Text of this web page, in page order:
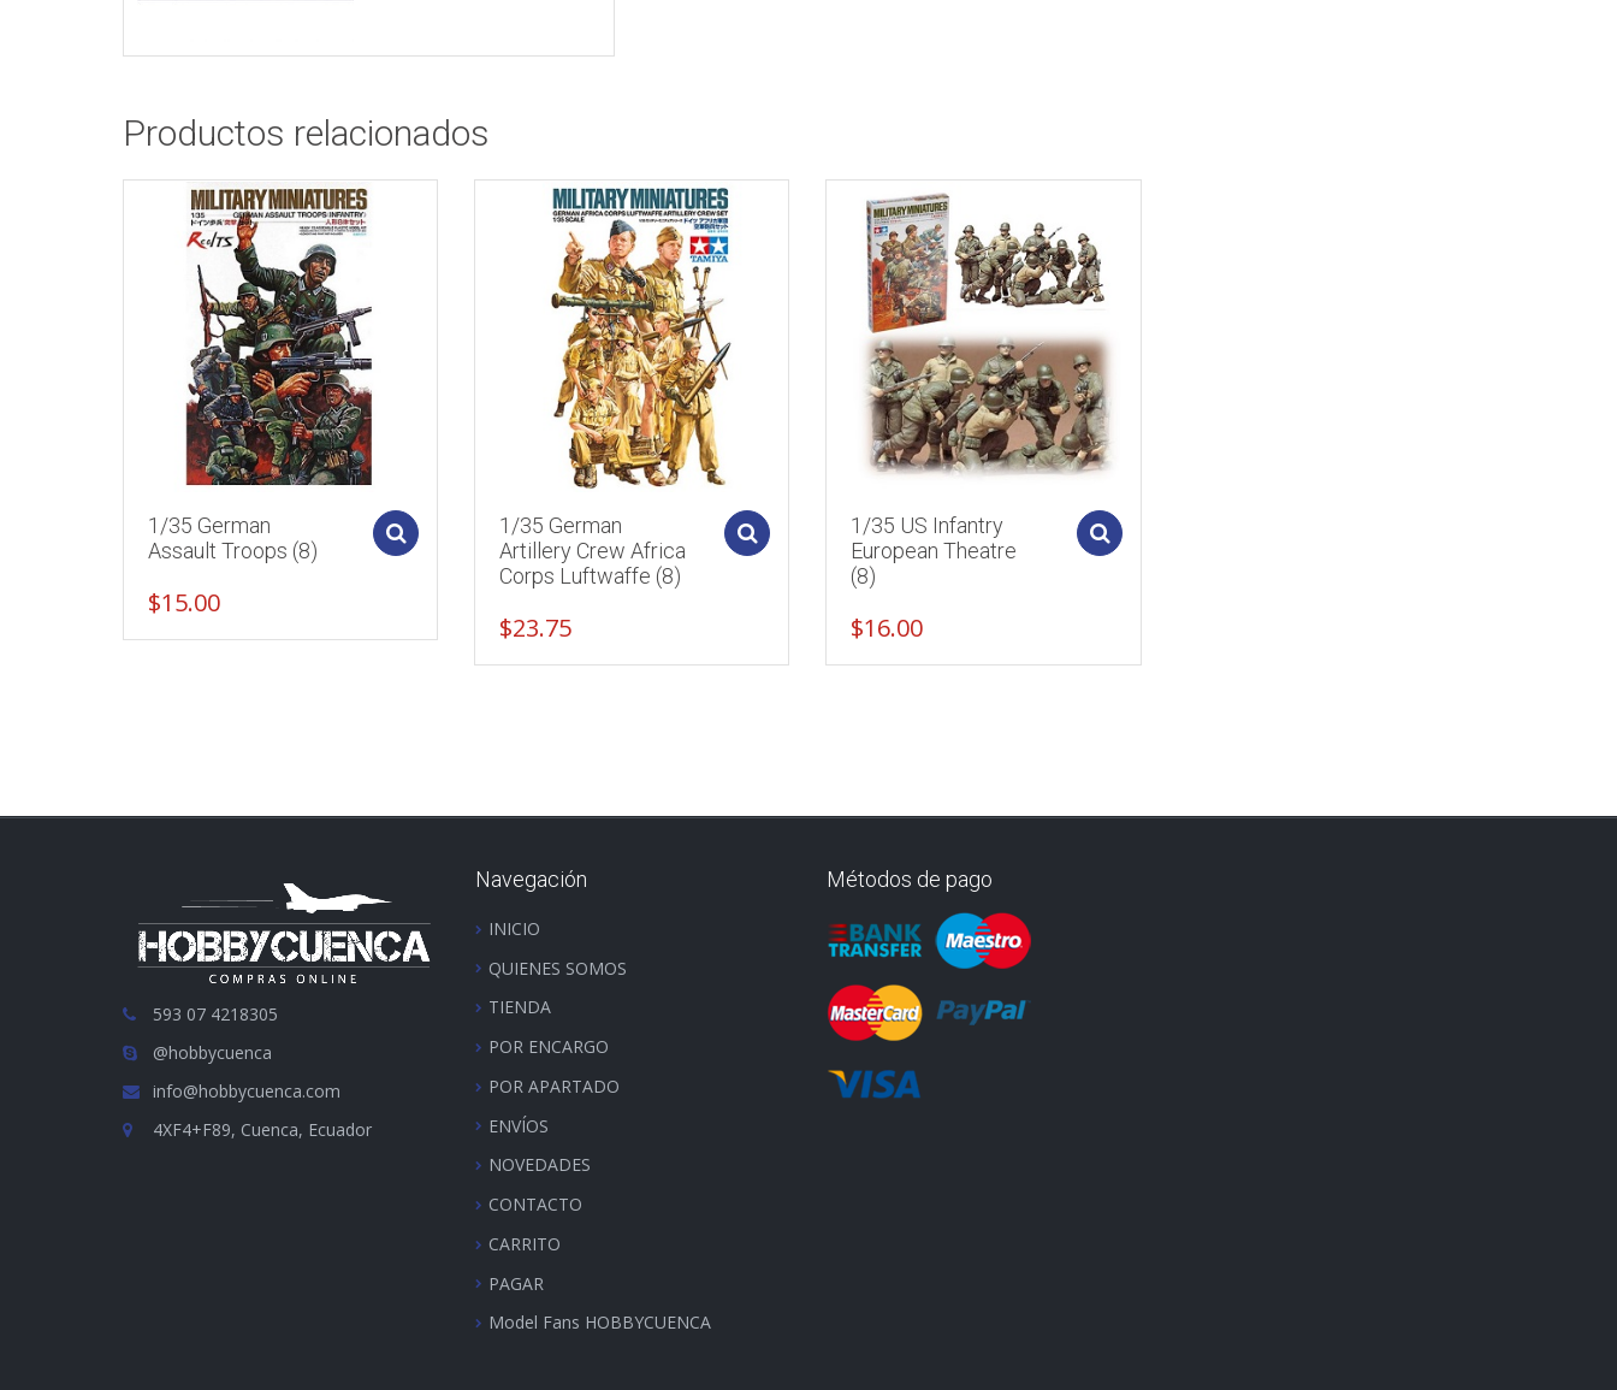
Productos relacionados
1/35 German
Assault Troops (8)
$15.00
Add to cart1/35 German
Artillery Crew Africa
Corps Luftwaffe (8)
$23.75
Add to cart1/35 US Infantry
European Theatre
(8)
$16.00
593 07 4218305
@hobbycuenca
info@hobbycuenca.com
4XF4+F89, Cuenca, Ecuador
Navegación
INICIO
QUIENES SOMOS
TIENDA
POR ENCARGO
POR APARTADO
ENVÍOS
NOVEDADES
CONTACTO
CARRITO
PAGAR
Model Fans HOBBYCUENCA
Métodos de pago